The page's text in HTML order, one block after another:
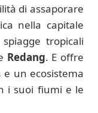
di assaporare
nella capitale
tropicali
Redang. E offre
e un ecosistema
i suoi fiumi e le